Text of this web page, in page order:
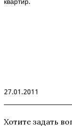
квартир.
27.01.2011
Хотите задать